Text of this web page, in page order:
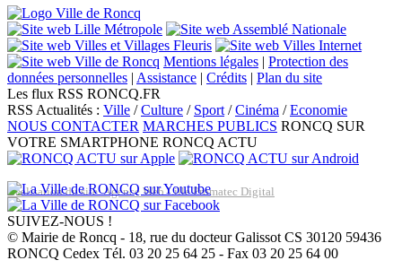
Mentions légales | Protection des
données personnelles | Assistance | Crédits | Plan du site
Les flux RSS RONCQ.FR
RSS Actualités : Ville /Culture / Sport /Cinéma /Economie
NOUS CONTACTER MARCHES PUBLICS RONCQ SUR
VOTRE SMARTPHONE RONCQ ACTU
Réalisation du site: Agence Web Lille Promatec Digital
SUIVEZ-NOUS !
© Mairie de Roncq - 18, rue du docteur Galissot CS 30120 59436
RONCQ Cedex Tél. 03 20 25 64 25 - Fax 03 20 25 64 00